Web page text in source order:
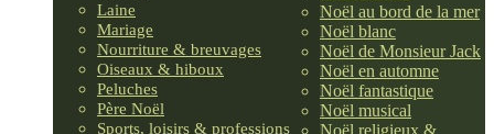
Laine
Mariage
Nourriture & breuvages
Oiseaux & hiboux
Peluches
Père Noël
Sports, loisirs & professions
Noël au bord de la mer
Noël blanc
Noël de Monsieur Jack
Noël en automne
Noël fantastique
Noël musical
Noël religieux &